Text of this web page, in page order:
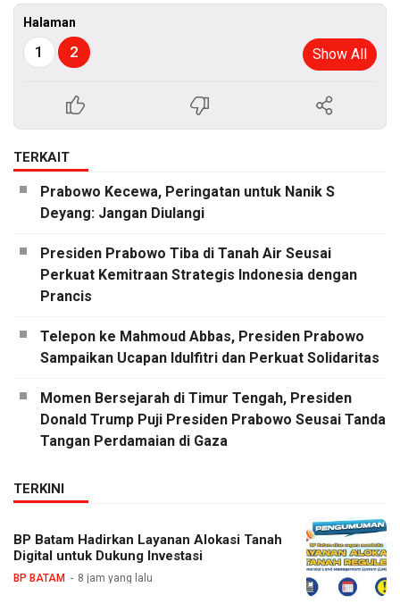
Halaman
1 2 Show All
TERKAIT
Prabowo Kecewa, Peringatan untuk Nanik S
Deyang: Jangan Diulangi
Presiden Prabowo Tiba di Tanah Air Seusai
Perkuat Kemitraan Strategis Indonesia dengan
Prancis
Telepon ke Mahmoud Abbas, Presiden Prabowo
Sampaikan Ucapan Idulfitri dan Perkuat Solidaritas
Momen Bersejarah di Timur Tengah, Presiden
Donald Trump Puji Presiden Prabowo Seusai Tanda
Tangan Perdamaian di Gaza
TERKINI
BP Batam Hadirkan Layanan Alokasi Tanah
Digital untuk Dukung Investasi
BP BATAM 8 jam yang lalu